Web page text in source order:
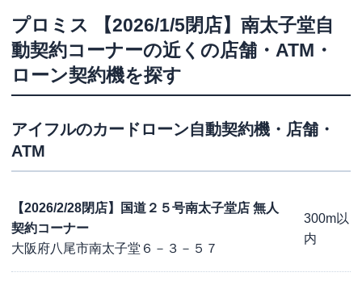
プロミス
【2026/1/5閉店】南太子堂自
動契約コーナーの近くの店舗・ATM・
ローン契約機を探す
アイフルのカードローン自動契約機・店舗・
ATM
【2026/2/28閉店】国道２５号南太子堂店 無人
契約コーナー
大阪府八尾市南太子堂６－３－５７
300m以
内